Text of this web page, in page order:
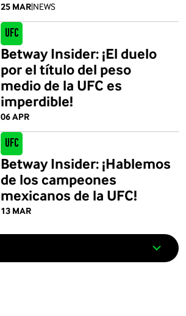
25 MAR|NEWS
UFC
06 APR
Betway Insider: ¡El duelo
por el título del peso
medio de la UFC es
imperdible!
UFC
13 MAR
Betway Insider: ¡Hablemos
de los campeones
mexicanos de la UFC!